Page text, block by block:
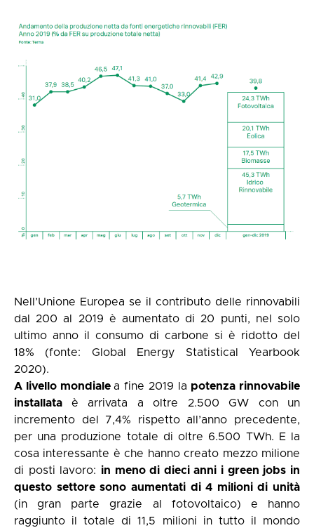
Nell’Unione Europea se il contributo delle rinnovabili
dal 200 al 2019 è aumentato di 20 punti, nel solo
ultimo anno il consumo di carbone si è ridotto del
18% (fonte: Global Energy Statistical Yearbook
2020).
A livello mondialea fine 2019 la potenza rinnovabile
installata è arrivata a oltre 2.500 GW con un
incremento del 7,4% rispetto all’anno precedente,
per una produzione totale di oltre 6.500 TWh. E la
cosa interessante è che hanno creato mezzo milione
di posti lavoro: in meno di dieci anni i green jobs in
questo settore sono aumentati di 4 milioni di unità
(in gran parte grazie al fotovoltaico) e hanno
raggiunto il totale di 11,5 milioni in tutto il mondo